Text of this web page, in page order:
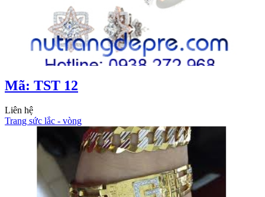
Mã: TST 12
Liên hệ
Trang sức lắc - vòng